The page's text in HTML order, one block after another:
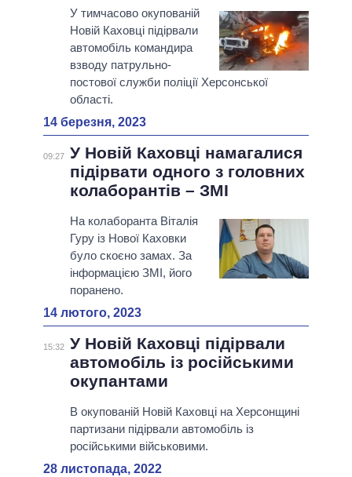
У тимчасово окупованій
Новій Каховці підірвали
автомобіль командира
взводу патрульно-
постової служби поліції Херсонської
області.
14 березня, 2023
09:27 У Новій Каховці намагалися
підірвати одного з головних
колаборантів – ЗМІ
На колаборанта Віталія
Гуру із Нової Каховки
було скоєно замах. За
інформацією ЗМІ, його
поранено.
14 лютого, 2023
15:32 У Новій Каховці підірвали
автомобіль із російськими
окупантами
В окупованій Новій Каховці на Херсонщині
партизани підірвали автомобіль із
російськими військовими.
28 листопада, 2022